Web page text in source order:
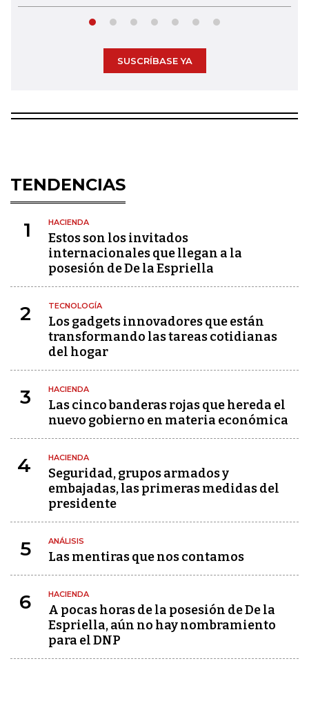
SUSCRÍBASE YA
TENDENCIAS
1 HACIENDA
Estos son los invitados
internacionales que llegan a la
posesión de De la Espriella
2 TECNOLOGÍA
Los gadgets innovadores que están
transformando las tareas cotidianas
del hogar
3 HACIENDA
Las cinco banderas rojas que hereda el
nuevo gobierno en materia económica
4 HACIENDA
Seguridad, grupos armados y
embajadas, las primeras medidas del
presidente
5 ANÁLISIS
Las mentiras que nos contamos
6 HACIENDA
A pocas horas de la posesión de De la
Espriella, aún no hay nombramiento
para el DNP